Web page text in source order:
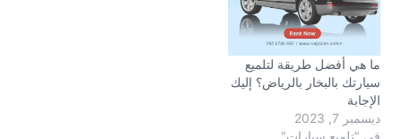
ما هي أفضل طريقة لتلميع
سيارتك بالبخار بالرياض؟ إليك
الإجابة
ديسمبر 7, 2023
في "تلميع سيارات"